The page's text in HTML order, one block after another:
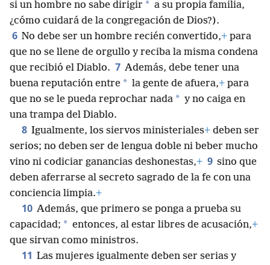
si un hombre no sabe dirigir * a su propia familia,
¿cómo cuidará de la congregación de Dios?).
6 No debe ser un hombre recién convertido,+ para
que no se llene de orgullo y reciba la misma condena
que recibió el Diablo. 7 Además, debe tener una
buena reputación entre * la gente de afuera,+ para
que no se le pueda reprochar nada * y no caiga en
una trampa del Diablo.
8 Igualmente, los siervos ministeriales+ deben ser
serios; no deben ser de lengua doble ni beber mucho
vino ni codiciar ganancias deshonestas,+ 9 sino que
deben aferrarse al secreto sagrado de la fe con una
conciencia limpia.+
10 Además, que primero se ponga a prueba su
capacidad; * entonces, al estar libres de acusación,+
que sirvan como ministros.
11 Las mujeres igualmente deben ser serias y